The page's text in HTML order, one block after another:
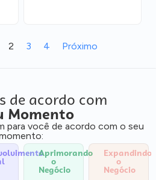
2 3 4 Próximo
de acordo com
Momento
para você de acordo com o seu
Aprimorando
o
Negócio
Expandindo
o
Negócio